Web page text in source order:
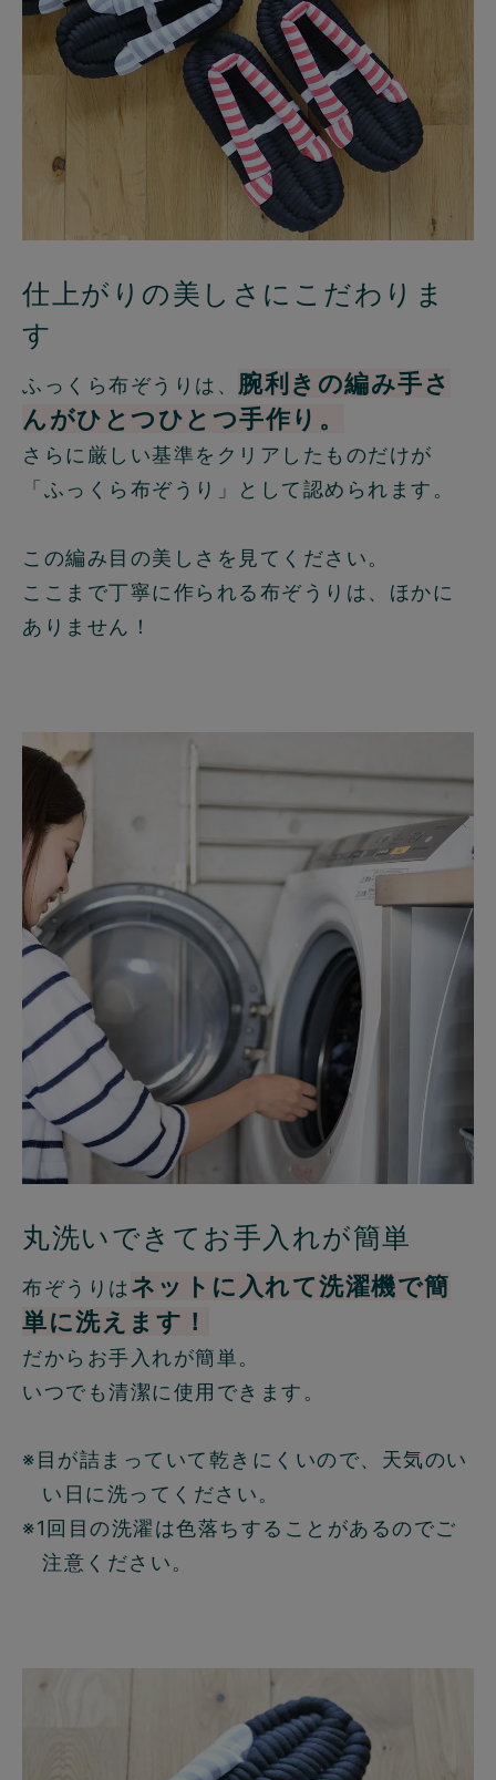
仕上がりの美しさにこだわりま
す
ふっくら布ぞうりは、 腕利きの編み手さ
んがひとつひとつ手作り。
さらに厳しい基準をクリアしたものだけが
「ふっくら布ぞうり」として認められます。
この編み目の美しさを見てください。
ここまで丁寧に作られる布ぞうりは、ほかに
ありません！
丸洗いできてお手入れが簡単
布ぞうりは ネットに入れて洗濯機で簡
単に洗えます！
だからお手入れが簡単。
いつでも清潔に使用できます。
※目が詰まっていて乾きにくいので、天気のい
い日に洗ってください。
※1回目の洗濯は色落ちすることがあるのでご
注意ください。